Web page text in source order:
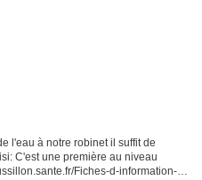
l'eau à notre robinet il suffit de
C'est une première au niveau
Fiches-d-information-